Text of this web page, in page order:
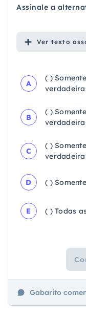
Assinale a
Ver texto
A
( )
B
( )
C
( )
D ( )
E ( ) Todas
Gabarito